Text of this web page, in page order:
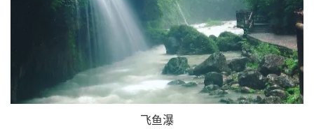
飞鱼瀑